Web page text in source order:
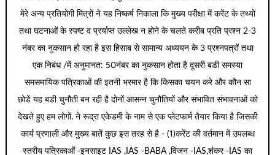
मेरे अन्य प्रतियोगी मित्रों ने यह निष्कर्ष निकाला कि मुख्य परीक्षा में करेंट के तथ्यों
तथा घटनाओं के स्पष्ट व प्रर्याप्त उल्लेख न होने के चलते करीब प्रति प्रश्न 2-3
नंबर का नुकसान हो रहा है इस हिसाब से सामान्य अध्ययन के 3 प्रश्नपत्रों तथा
एक निबंध /में अनुमानत: 50नंबर का नुकसान होता है दूसरी बडी समस्या
समसमायिक पत्रिकाओं की इतनी भरमार है कि किसका चयन करे और कौन सा
छोडें यह बडी चुनौती बन रही है दोनों आसन्न चुनौतियों और संभावित संभावनाओं को
देखते हुए हम लोगों. ने रूद्रा एकेडमी के नाम से एक प्लेटफार्म तैयार किया है जिसकी
कार्य प्रणाली और मुख्य बातें कुछ इस तरह से है - (1)करेंट की वर्तमान में उपलब्ध
स्तरीय पत्रिकाओं -इनसाइट IAS ,IAS -BABA ,विजन -IAS,शंकर -IAS का